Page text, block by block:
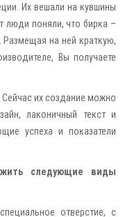
Их вешали на кувшины
люди поняли, что бирка –
Размещая на ней краткую,
Вы получаете
их создание можно
лаконичный текст и
успеха и показатели
следующие виды
отверстие, с